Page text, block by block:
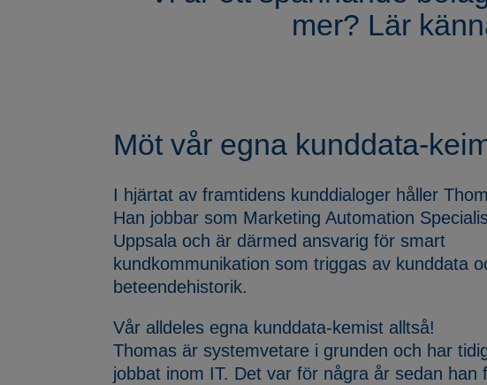
mer? Lär
Möt vår egna kunddata-
I hjärtat av framtidens kunddialoger håller
Han jobbar som Marketing Automation
Uppsala och är därmed ansvarig för smart
kundkommunikation som triggas av kunddata
beteendehistorik.
Vår alldeles egna kunddata-kemist alltså!
Thomas är systemvetare i grunden och har
jobbat inom IT. Det var för några år sedan han